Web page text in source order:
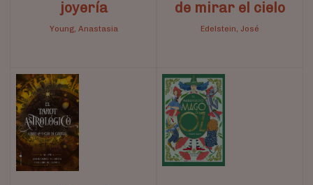
joyería
Young, Anastasia
de mirar el cielo
Edelstein, José